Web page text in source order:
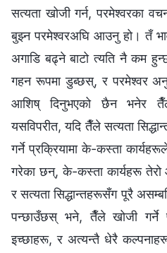
सत्यता खोजी गर्न, परमेश्‍वरका
बुझ्न परमेश्‍वरअघि आउनु हो। तँ
अगाडि बढ्ने बाटो त्यति नै कम
गहन रूपमा डुब्छस्, र परमेश्‍वर
आशिष् दिनुभएको छैन भनेर
यसविपरीत, यदि तैँले सत्यता
गर्ने प्रक्रियामा के-कस्ता
गरेका छन्, के-कस्ता कार्यहरू
र सत्यता सिद्धान्तहरूसँग पूरै
पन्छाउँछस् भने, तैँले खोजी गर्ने
इच्छाहरू, र अत्यन्तै धेरै